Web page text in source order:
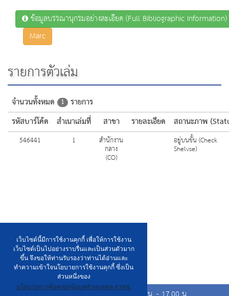
เว็บไซต์นี้มีการใช้งานคุกกี้ เพื่อให้การใช้งาน
เว็บไซต์เป็นไปอย่างราบรื่นและเป็นส่วนตัวมาก
ขึ้น จึงขอให้ท่านรับรองว่าท่านได้อ่านและ
ทำความเข้าใจนโยบายการใช้งานคุกกี้ ซึ่งเป็น
ส่วนหนึ่งของ
นโยบายการคุ้มครองข้อมูลส่วนบุคคล สวทช.
ข้อมูลบรรณานุกรมอย่างละเอียด (Full Bibliographic Information)
Marc
รายการตัวเล่ม
จำนวนทั้งหมด 1 รายการ
รหัสบาร์โค้ด
สำเนาเล่มที่ สาขา รายละเอียด สถานะภาพ
546441 1 สำนักงาน
กลาง
(CO)
อยู่บนชั้น (Check
Shelvse)